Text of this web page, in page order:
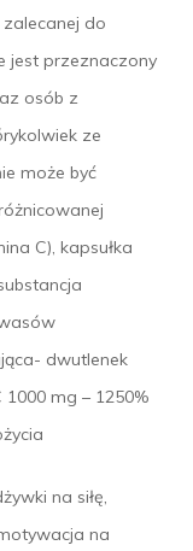
zalecanej do
jest przeznaczony
osób z
ze
może być
C), kapsułka
dwutlenek
mg – 1250%
na siłę,
na